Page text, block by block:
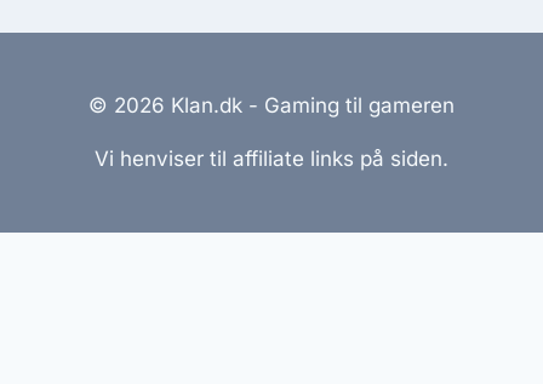
© 2026 Klan.dk - Gaming til gameren
Vi henviser til affiliate links på siden.